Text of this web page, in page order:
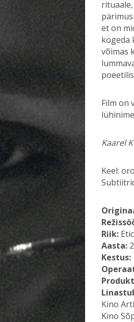
et on
kogeda
võimas
Film on
Kaarel
Keel:
Riik:
Aasta:
Kestus:
Kino
Kino